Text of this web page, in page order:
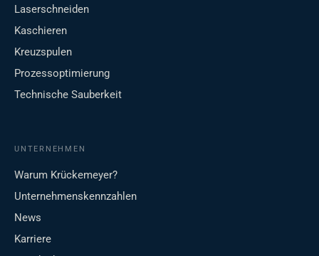
Laserschneiden
Kaschieren
Kreuzspulen
Prozessoptimierung
Technische Sauberkeit
UNTERNEHMEN
Warum Krückemeyer?
Unternehmenskennzahlen
News
Karriere